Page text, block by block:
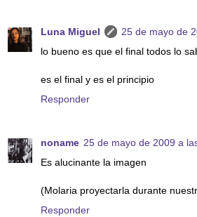
Luna Miguel
25 de mayo de
lo bueno es que el final todos lo
es el final y es el principio
Responder
noname 25 de mayo de 2009 a
Es alucinante la imagen
(Molaria proyectarla durante
Responder